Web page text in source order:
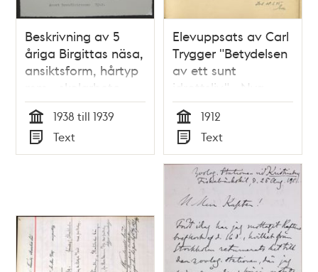
Beskrivning av 5
åriga Birgittas näsa,
ansiktsform, hårtyp
mm - skolarbete
1938-1939
Tid
1938 till 1939
Typ
Text
Elevuppsats av Carl
Trygger "Betydelsen
av ett sunt
idrottsliv" - Nya
Elementarskolan VT
1912
Tid
1912
Typ
Text